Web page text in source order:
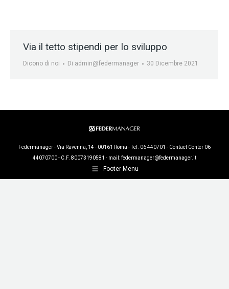
Via il tetto stipendi per lo sviluppo
Dicono di noi Di admin@federmanager 30 Dicembre 2021
Federmanager - Via Ravenna, 14 - 00161 Roma - Tel. 06 440701 - Contact Center 06
44070700 - C.F. 80073190581 - mail:federmanager@federmanager.it
Footer Menu